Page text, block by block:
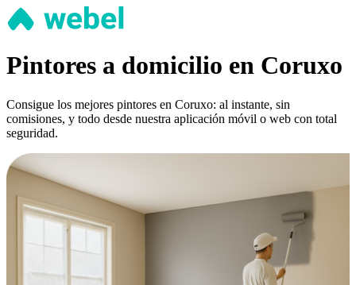
Pintores a domicilio en Coruxo
Consigue los mejores pintores en Coruxo: al instante, sin
comisiones, y todo desde nuestra aplicación móvil o web con total
seguridad.